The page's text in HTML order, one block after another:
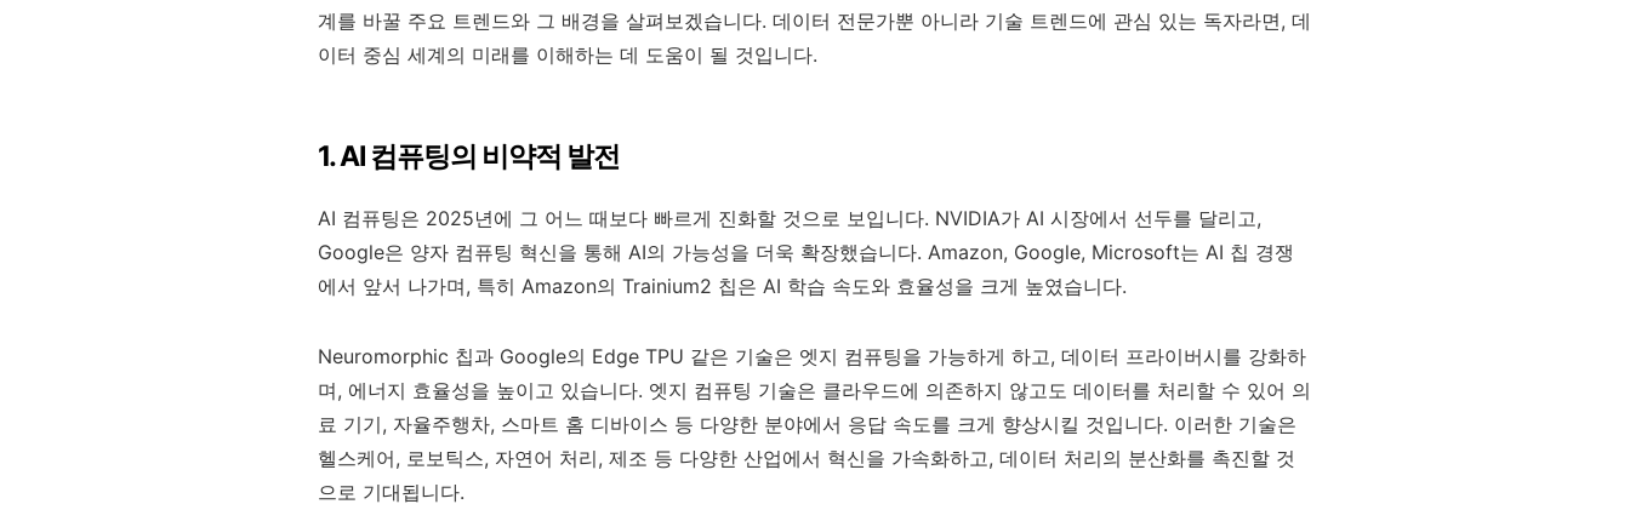
계를 바꿀 주요 트렌드와 그 배경을 살펴보겠습니다. 데이터 전문가뿐 아니라 기술 트렌드에 관심 있는 독자라면, 데
이터 중심 세계의 미래를 이해하는 데 도움이 될 것입니다.
1. AI 컴퓨팅의 비약적 발전
AI 컴퓨팅은 2025년에 그 어느 때보다 빠르게 진화할 것으로 보입니다. NVIDIA가 AI 시장에서 선두를 달리고,
Google은 양자 컴퓨팅 혁신을 통해 AI의 가능성을 더욱 확장했습니다. Amazon, Google, Microsoft는 AI 칩 경쟁
에서 앞서 나가며, 특히 Amazon의 Trainium2 칩은 AI 학습 속도와 효율성을 크게 높였습니다.
Neuromorphic 칩과 Google의 Edge TPU 같은 기술은 엣지 컴퓨팅을 가능하게 하고, 데이터 프라이버시를 강화하
며, 에너지 효율성을 높이고 있습니다. 엣지 컴퓨팅 기술은 클라우드에 의존하지 않고도 데이터를 처리할 수 있어 의
료 기기, 자율주행차, 스마트 홈 디바이스 등 다양한 분야에서 응답 속도를 크게 향상시킬 것입니다. 이러한 기술은
헬스케어, 로보틱스, 자연어 처리, 제조 등 다양한 산업에서 혁신을 가속화하고, 데이터 처리의 분산화를 촉진할 것
으로 기대됩니다.